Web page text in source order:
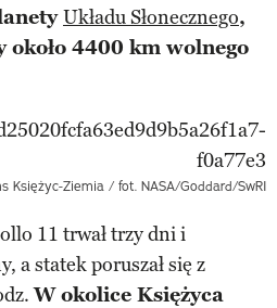
Układu Słonecznego,
około 4400 km wolnego
Księżyc-Ziemia / fot. NASA/Goddard/SwRI
11 trwał trzy dni i
a statek poruszał się z
W okolice Księżyca